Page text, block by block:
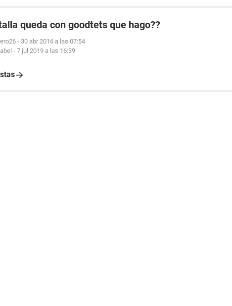
queda con goodtets que hago??
- 30 abr 2016 a las 07:54
- 7 jul 2019 a las 16:39